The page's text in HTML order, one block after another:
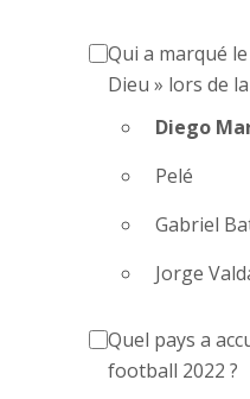
Qui a marqué
Dieu » lors de
Diego
Pelé
Gabriel
Jorge
Quel pays a
football 2022 ?